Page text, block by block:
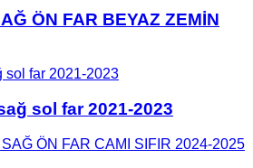
ÖN FAR BEYAZ ZEMİN
sol far 2021-2023